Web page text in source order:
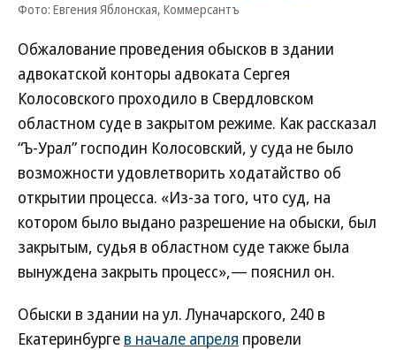
Фото: Евгения Яблонская, Коммерсантъ
Обжалование проведения обысков в здании
адвокатской конторы адвоката Сергея
Колосовского проходило в Свердловском
областном суде в закрытом режиме. Как рассказал
“Ъ-Урал” господин Колосовский, у суда не было
возможности удовлетворить ходатайство об
открытии процесса. «Из-за того, что суд, на
котором было выдано разрешение на обыски, был
закрытым, судья в областном суде также была
вынуждена закрыть процесс»,— пояснил он.
Обыски в здании на ул. Луначарского, 240 в
Екатеринбурге в начале апреля провели